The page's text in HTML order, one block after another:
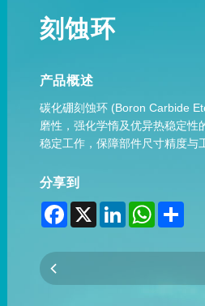
刻蚀环
产品概述
碳化硼刻蚀环 (Boron Carbide
磨性，强化学惰及优异热稳定性
稳定工作，保障部件尺寸精度与
分享到
Facebook
X LinkedIn